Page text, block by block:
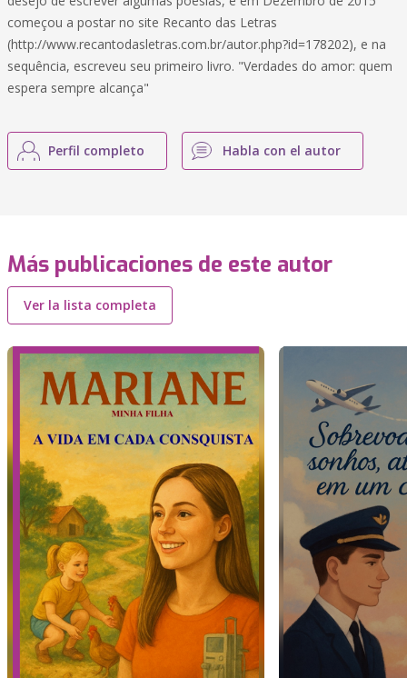
começou a postar no site Recanto das Letras
(http://www.recantodasletras.com.br/autor.php?id=178202), e na
sequência, escreveu seu primeiro livro. "Verdades do amor: quem
espera sempre alcança"
Perfil completo Habla con el autor
Más publicaciones de este autor
Ver la lista completa